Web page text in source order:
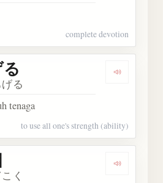
complete devotion
る
tenaga
to use all one's strength (ability)
く